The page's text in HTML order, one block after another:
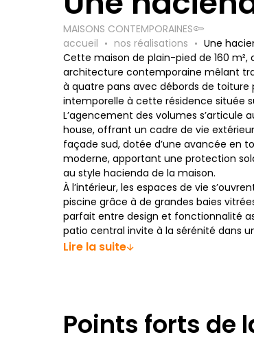
MAISONS CONTEMPORAINES
accueil
nos réalisations
Une
Cette maison de plain-pied de 160 m²,
architecture contemporaine mêlant
à quatre pans avec débords de
intemporelle à cette résidence située
L’agencement des volumes s’articule
house, offrant un cadre de vie
façade sud, dotée d’une avancée en
moderne, apportant une protection
au style hacienda de la maison.
À l’intérieur, les espaces de vie
piscine grâce à de grandes baies
parfait entre design et fonctionnalité
patio central invite à la sérénité dans
Lire la suite
Points forts de